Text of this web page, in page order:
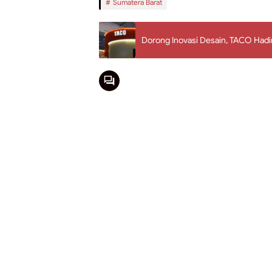
Rekomendasi